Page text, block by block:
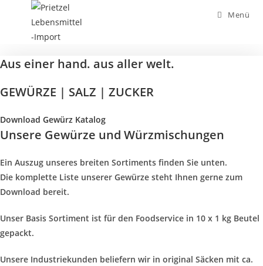
springen
Menü
Aus einer hand. aus aller welt.
GEWÜRZE | SALZ | ZUCKER
Download Gewürz Katalog
Unsere Gewürze und Würzmischungen
Ein Auszug unseres breiten Sortiments finden Sie unten.
Die komplette Liste unserer Gewürze steht Ihnen gerne zum
Download bereit.
Unser Basis Sortiment ist für den Foodservice in 10 x 1 kg Beutel
gepackt.
Unsere Industriekunden beliefern wir in original Säcken mit ca.